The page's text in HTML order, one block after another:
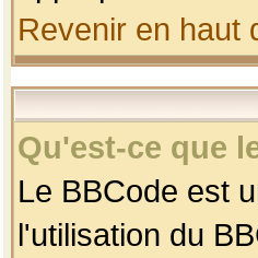
Revenir en haut
Qu'est-ce que
Le BBCode est
l'utilisation du